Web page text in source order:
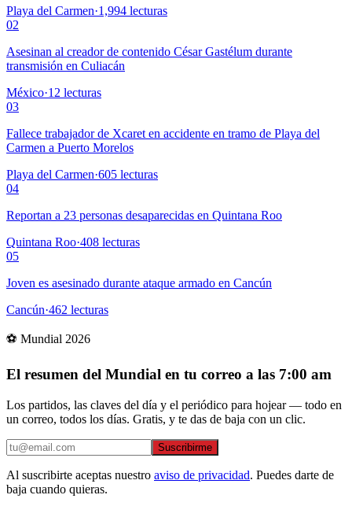
Playa del Carmen·1,994 lecturas
02
Asesinan al creador de contenido César Gastélum durante
transmisión en Culiacán
México·12 lecturas
03
Fallece trabajador de Xcaret en accidente en tramo de Playa del
Carmen a Puerto Morelos
Playa del Carmen·605 lecturas
04
Reportan a 23 personas desaparecidas en Quintana Roo
Quintana Roo·408 lecturas
05
Joven es asesinado durante ataque armado en Cancún
Cancún·462 lecturas
⚽ Mundial 2026
El resumen del Mundial en tu correo a las 7:00 am
Los partidos, las claves del día y el periódico para hojear — todo en
un correo, todos los días. Gratis, y te das de baja con un clic.
Suscribirme
Al suscribirte aceptas nuestro aviso de privacidad. Puedes darte de
baja cuando quieras.